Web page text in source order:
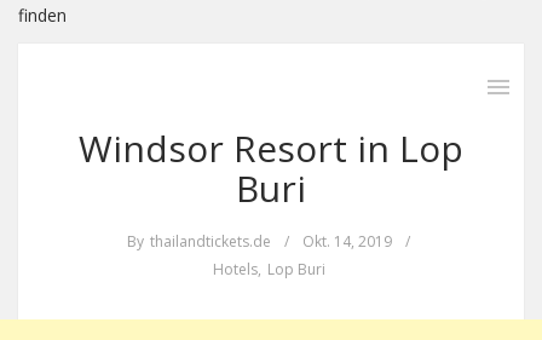
finden
Windsor Resort in Lop
Buri
By thailandtickets.de / Okt. 14, 2019
/
Hotels, Lop Buri